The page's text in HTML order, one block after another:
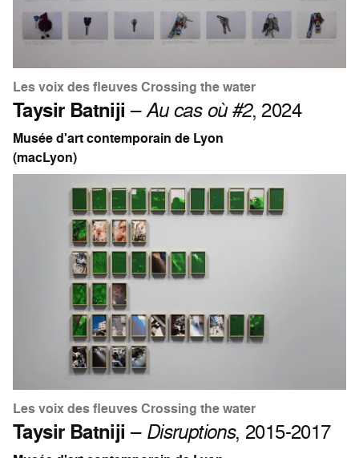
Les voix des fleuves Crossing the water
Taysir Batniji –Au cas où #2, 2024
Musée d'art contemporain de Lyon
(macLyon)
Les voix des fleuves Crossing the water
Taysir Batniji – Disruptions, 2015-2017